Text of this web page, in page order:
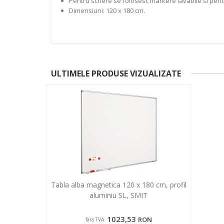
Dimensiuni: 120 x 180 cm.
ULTIMELE PRODUSE VIZUALIZATE
Tabla alba magnetica 120 x 180 cm, profil
aluminiu SL, SMIT
fara TVA: 1023,53 RON